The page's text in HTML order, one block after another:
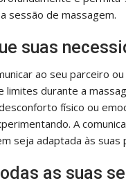
sessão de massagem.
suas
ao seu parceiro
limites durante a
físico ou
A
seja adaptada às suas
as suas